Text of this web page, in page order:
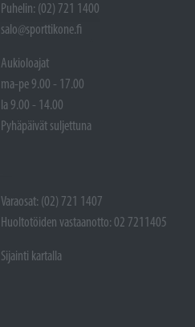
Puhelin: (02) 721 1400
salo@sporttikone.fi
Aukioloajat
ma-pe 9.00 - 17.00
la 9.00 - 14.00
Pyhäpäivät suljettuna
Varaosat: (02) 721 1407
Huoltotöiden vastaanotto: 02 7211405
Sijainti kartalla